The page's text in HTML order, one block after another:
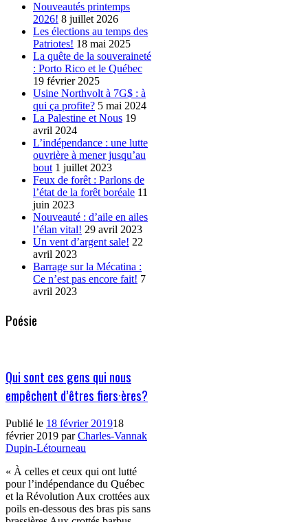
Nouveautés printemps
2026! 8 juillet 2026
Les élections au temps des
Patriotes! 18 mai 2025
La quête de la souveraineté
: Porto Rico et le Québec
19 février 2025
Usine Northvolt à 7G$ : à
qui ça profite? 5 mai 2024
La Palestine et Nous 19
avril 2024
L’indépendance : une lutte
ouvrière à mener jusqu’au
bout 1 juillet 2023
Feux de forêt : Parlons de
l’état de la forêt boréale 11
juin 2023
Nouveauté : d’aile en ailes
l’élan vital! 29 avril 2023
Un vent d’argent sale! 22
avril 2023
Barrage sur la Mécatina :
Ce n’est pas encore fait! 7
avril 2023
Poésie
Qui sont ces gens qui nous
empêchent d’êtres fiers·ères?
Publié le 18 février 201918
février 2019 parCharles-Vannak
Dupin-Létourneau
« À celles et ceux qui ont lutté
pour l’indépendance du Québec
et la Révolution Aux crottées aux
poils en-dessous des bras pis sans